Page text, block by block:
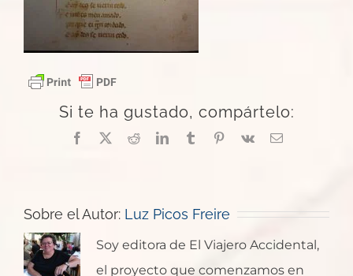
Si te ha gustado, compártelo:
Facebook
X RedditLinkedInTumblrPinterest
Vk
Correo
Sobre el Autor: Luz Picos Freire
Soy editora de El Viajero Accidental,
el proyecto que comenzamos en